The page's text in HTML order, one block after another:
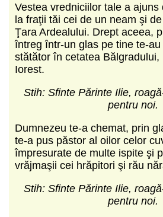
Vestea vredniciilor tale a ajuns
la fraţii tăi cei de un neam şi
Ţara Ardealului. Drept aceea,
întreg într-un glas pe tine te-
stătător în cetatea Bălgradului,
Iorest.
Stih: Sfinte Părinte Ilie,
pentru noi.
Dumnezeu te-a chemat, prin
te-a pus păstor al oilor celor
împresurate de multe ispite şi
vrăjmaşii cei hrăpitori şi rău
Stih: Sfinte Părinte Ilie,
pentru noi.